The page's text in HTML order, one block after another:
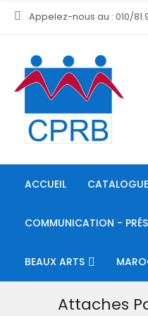
Appelez-nous au : 010/
ACCUEIL CATALOGUE
COMMUNICATION -
BEAUX ARTS
Attaches